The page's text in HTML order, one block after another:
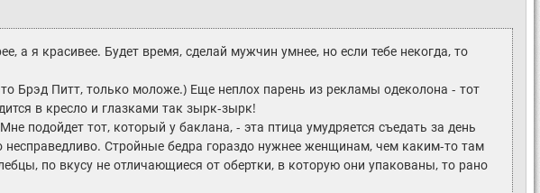
я красивее. Будет время, сделай мужчин умнее, но если тебе некогда, то
Брэд Питт, только моложе.) Еще неплох парень из рекламы одеколона - тот
в кресло и глазками так зырк-зырк!
подойдет тот, который у баклана, - эта птица умудряется съедать за день
Стройные бедра гораздо нужнее женщинам, чем каким-то там
по вкусу не отличающиеся от обертки, в которую они упакованы, то рано